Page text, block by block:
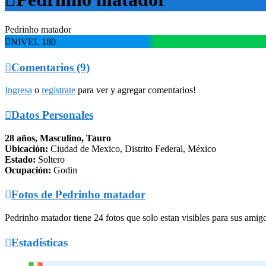
Pedrinho matador
NIVEL 180
Comentarios (9)
Ingresa o registrate para ver y agregar comentarios!
Datos Personales
28 años, Masculino, Tauro
Ubicación: Ciudad de Mexico, Distrito Federal, México
Estado: Soltero
Ocupación: Godin
Fotos de Pedrinho matador
Pedrinho matador tiene 24 fotos que solo estan visibles para sus
Estadísticas